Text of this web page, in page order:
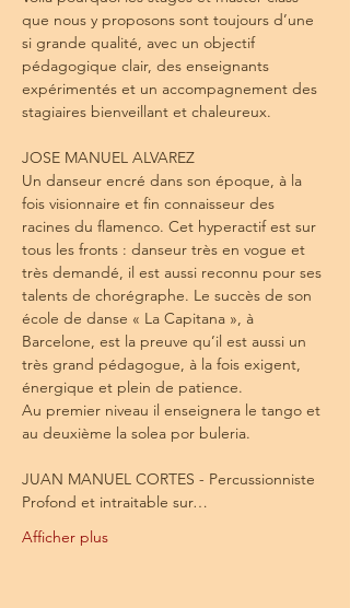
que nous y proposons sont toujours d’une
si grande qualité, avec un objectif
pédagogique clair, des enseignants
expérimentés et un accompagnement des
stagiaires bienveillant et chaleureux.
JOSE MANUEL ALVAREZ
Un danseur encré dans son époque, à la
fois visionnaire et fin connaisseur des
racines du flamenco. Cet hyperactif est sur
tous les fronts : danseur très en vogue et
très demandé, il est aussi reconnu pour ses
talents de chorégraphe. Le succès de son
école de danse « La Capitana », à
Barcelone, est la preuve qu’il est aussi un
très grand pédagogue, à la fois exigent,
énergique et plein de patience.
Au premier niveau il enseignera le tango et
au deuxième la solea por buleria.
JUAN MANUEL CORTES - Percussionniste
Profond et intraitable sur…
Afficher plus